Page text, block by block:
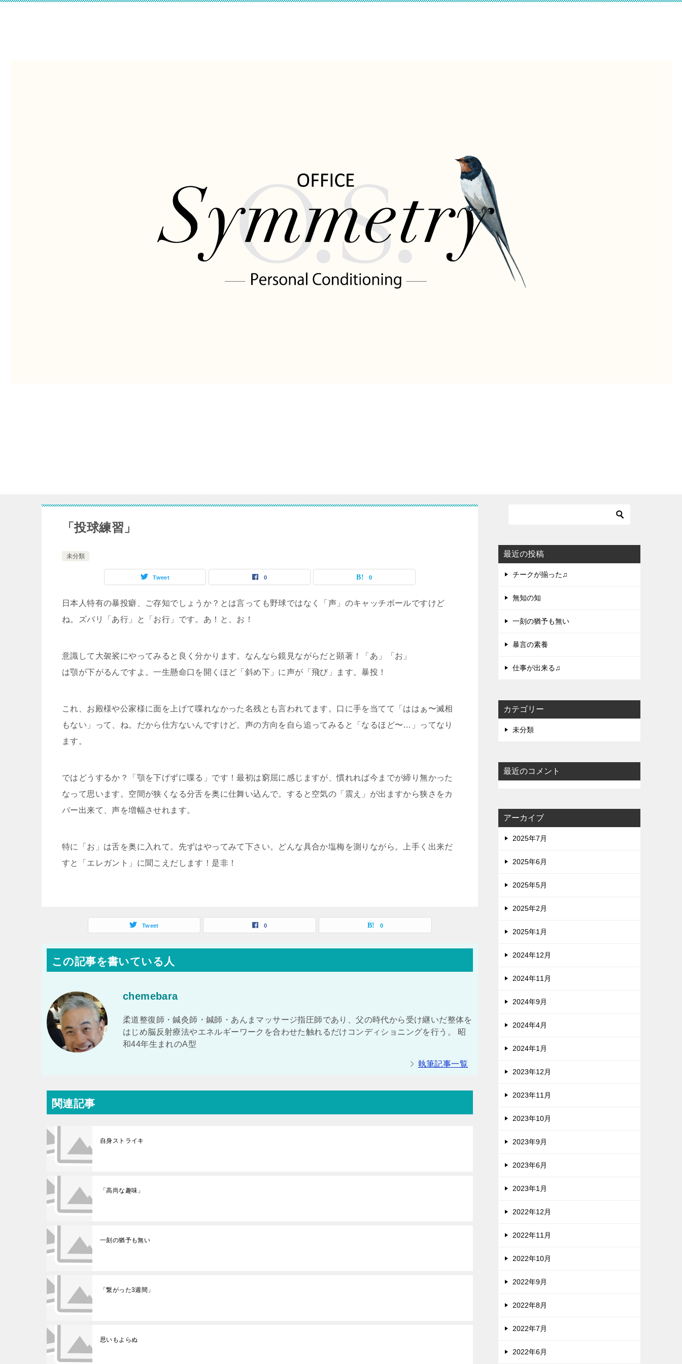
「投球練習」
未分類
Tweet 0 0
日本人特有の暴投癖、ご存知でしょうか？とは言っても野球ではなく「声」のキャッチボールですけど
ね。ズバリ「あ行」と「お行」です。あ！と、お！
意識して大袈裟にやってみると良く分かります。なんなら鏡見ながらだと顕著！「あ」「お」
は顎が下がるんですよ。一生懸命口を開くほど「斜め下」に声が「飛び」ます。暴投！
これ、お殿様や公家様に面を上げて喋れなかった名残とも言われてます。口に手を当てて「ははぁ〜滅相
もない」って、ね。だから仕方ないんですけど。声の方向を自ら追ってみると「なるほど〜…」ってなり
ます。
ではどうするか？「顎を下げずに喋る」です！最初は窮屈に感じますが、慣れれば今までが締り無かった
なって思います。空間が狭くなる分舌を奥に仕舞い込んで。すると空気の「震え」が出ますから狭さをカ
バー出来て、声を増幅させれます。
特に「お」は舌を奥に入れて。先ずはやってみて下さい。どんな具合か塩梅を測りながら。上手く出来だ
すと「エレガント」に聞こえだします！是非！
Tweet 0 0
この記事を書いている人
chemebara
柔道整復師・鍼灸師・鍼師・あんまマッサージ指圧師であり、父の時代から受け継いだ整体を
はじめ脳反射療法やエネルギーワークを合わせた触れるだけコンディショニングを行う。 昭
和44年生まれのA型
執筆記事一覧
関連記事
自身ストライキ
「高尚な趣味」
一刻の猶予も無い
「繋がった3週間」
思いもよらぬ
最近の投稿
チークが揃った♫
無知の知
一刻の猶予も無い
暴言の素養
仕事が出来る♫
カテゴリー
未分類
最近のコメント
アーカイブ
2025年7月
2025年6月
2025年5月
2025年2月
2025年1月
2024年12月
2024年11月
2024年9月
2024年4月
2024年1月
2023年12月
2023年11月
2023年10月
2023年9月
2023年6月
2023年1月
2022年12月
2022年11月
2022年10月
2022年9月
2022年8月
2022年7月
2022年6月